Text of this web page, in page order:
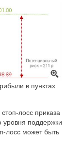
в пунктах
лосс приказа
уровня поддержки
лосс может быть